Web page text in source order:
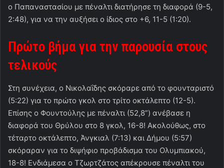
ο Παπαναστασίου με πέναλτι διατήρησε τη διαφορά (9-5,
2:48), για να την αυξήσει ο ίδιος στο +6, 11-5 (1:20).
Πρώτο βήμα για την παρουσία στους
τελικούς
Στη συνέχεια, ο Νικολαΐδης σκόραρε από το φουνταριστό
(5:22) για το πρώτο γκολ στο τρίτο οκτάλεπτο (12-5).
Επίσης ο Φουντούλης με πέναλτι (52,8”) ανέβασε η
διαφορά του Θρύλου στο 8 γκολ, 16-8! Ακολούθως, στο
τέταρτο οκτάλεπτο, Άνγκιαλ (7:13) και Δήμου (5:57)
σκόραραν για το διψήφιο προβάδισμα του Ολυμπιακού,
18-8! Ενδιάμεσα ο Τζωρτζάτος απέκρουσε πέναλτι του